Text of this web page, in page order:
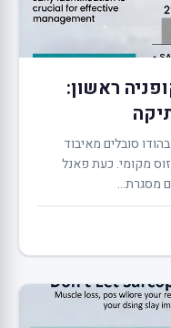
ראשון:
אבל ענקית: 39% מבני 60+ בהודו סובלים מאיבוד
לא היה קונצנזוס מקומי. כעת פאנל